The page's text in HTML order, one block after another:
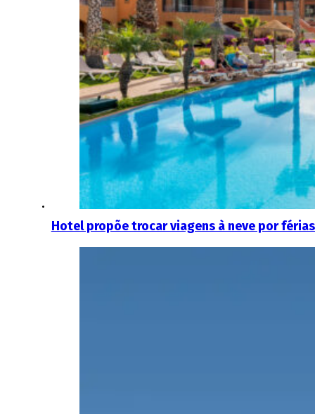
Hotel propõe trocar viagens à neve por